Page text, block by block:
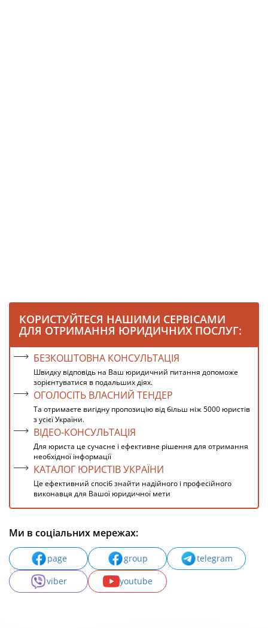
КОРИСТУЙТЕСЯ НАШИМИ СЕРВІСАМИ
ДЛЯ ОТРИМАННЯ ЮРИДИЧНИХ ПОСЛУГ:
БЕЗКОШТОВНА КОНСУЛЬТАЦІЯ
Швидку відповідь на Ваш юридичний питання допоможе
зорієнтуватися в подальших діях.
ОГОЛОСІТЬ ВЛАСНИЙ ТЕНДЕР
Та отримаєте вигідну пропозицію від більш ніж 5000 юристів
з усієї України.
ВІДЕО-КОНСУЛЬТАЦІЯ
Для юриста це сучасне і ефективне рішення для отримання
необхідної інформації
КАТАЛОГ ЮРИСТІВ УКРАЇНИ
Це ефективний спосіб знайти надійного і професійного
виконавця для Вашої юридичної мети
Ми в соціальних мережах:
page group
telegram
viber
youtube